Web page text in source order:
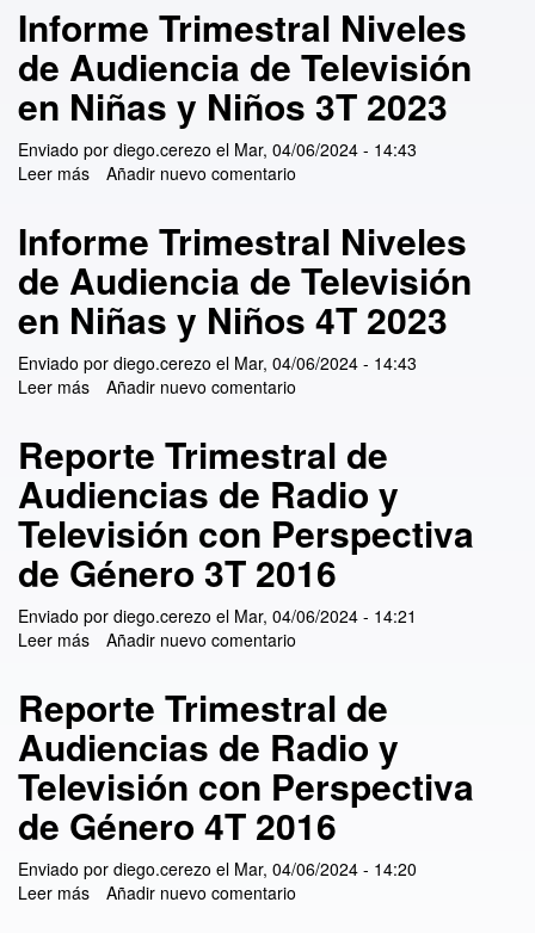
Informe Trimestral Niveles
de Audiencia de Televisión
en Niñas y Niños 3T 2023
Enviado por diego.cerezo el Mar, 04/06/2024 - 14:43
Leer más sobre Informe Trimestral Niveles de Audiencia de
Añadir nuevo comentario
Informe Trimestral Niveles
de Audiencia de Televisión
en Niñas y Niños 4T 2023
Enviado por diego.cerezo el Mar, 04/06/2024 - 14:43
Leer más sobre Informe Trimestral Niveles de Audiencia de
Añadir nuevo comentario
Reporte Trimestral de
Audiencias de Radio y
Televisión con Perspectiva
de Género 3T 2016
Enviado por diego.cerezo el Mar, 04/06/2024 - 14:21
Leer más sobre Reporte Trimestral de Audiencias de Radio y
Añadir nuevo comentario
Reporte Trimestral de
Audiencias de Radio y
Televisión con Perspectiva
de Género 4T 2016
Enviado por diego.cerezo el Mar, 04/06/2024 - 14:20
Leer más sobre Reporte Trimestral de Audiencias de Radio y
Añadir nuevo comentario